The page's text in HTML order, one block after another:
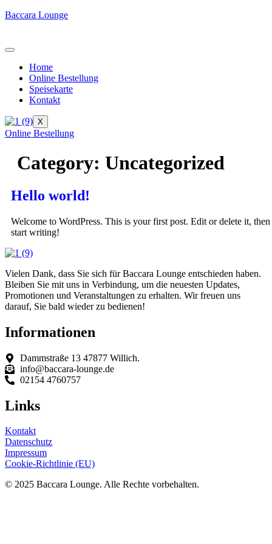
Baccara Lounge
Home
Online Bestellung
Speisekarte
Kontakt
X
Online Bestellung
Category: Uncategorized
Hello world!
Welcome to WordPress. This is your first post. Edit or delete it, then
start writing!
Vielen Dank, dass Sie sich für Baccara Lounge entschieden haben.
Bleiben Sie mit uns in Verbindung, um die neuesten Updates,
Promotionen und Veranstaltungen zu erhalten. Wir freuen uns
darauf, Sie bald wieder zu bedienen!
Informationen
Dammstraße 13 47877 Willich.
info@baccara-lounge.de
02154 4760757
Links
Kontakt
Datenschutz
Impressum
Cookie-Richtlinie (EU)
© 2025 Baccara Lounge. Alle Rechte vorbehalten.